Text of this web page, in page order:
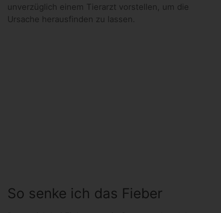
unverzüglich einem Tierarzt vorstellen, um die
Ursache herausfinden zu lassen.
So senke ich das Fieber